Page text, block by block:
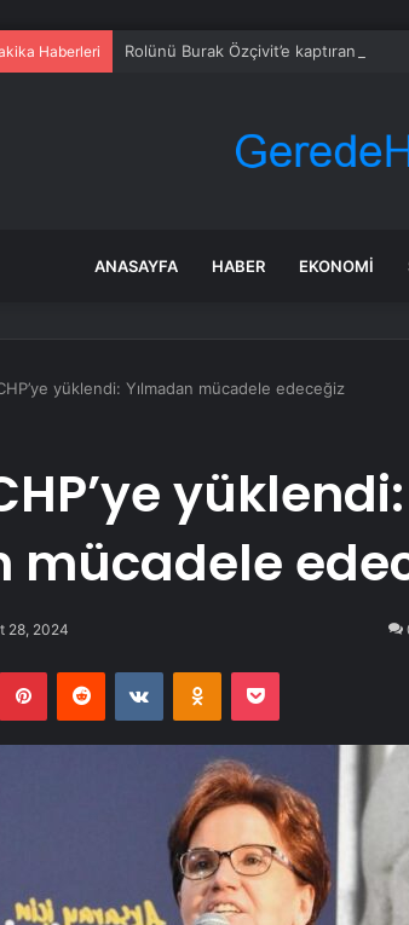
Haberleri Rolünü Burak Özçivit’e kaptıran Uğur
ANASAYFA HABER EKONOMI
yüklendi: Yılmadan mücadele edeceğiz
yüklendi:
mücadele
28, 2024
PinterestReddit VKontakteOdnoklassniki
Pocket